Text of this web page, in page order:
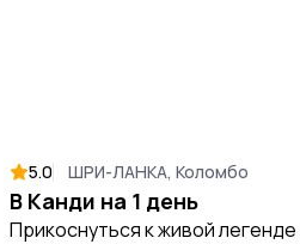
5.0 ШРИ-ЛАНКА, Коломбо
В Канди на 1 день
Прикоснуться к живой